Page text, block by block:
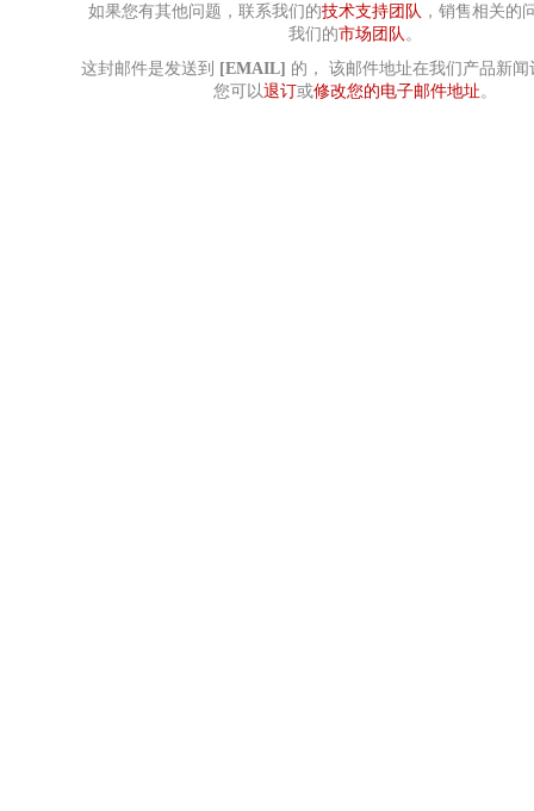
如果您有其他问题，联系我们的技术支持团队 ，销售相关的
我们的市场团队 。
这封邮件是发送到 [EMAIL] 的， 该邮件地址在我们产品新
您可以退订或修改您的电子邮件地址。